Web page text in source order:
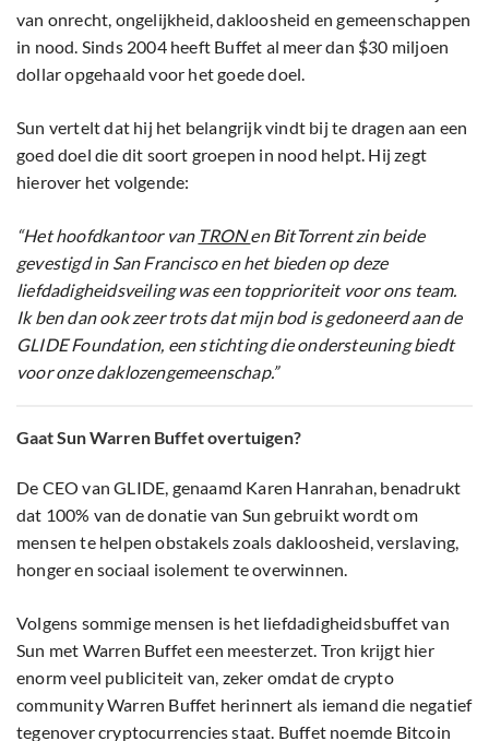
van onrecht, ongelijkheid, dakloosheid en gemeenschappen
in nood. Sinds 2004 heeft Buffet al meer dan $30 miljoen
dollar opgehaald voor het goede doel.
Sun vertelt dat hij het belangrijk vindt bij te dragen aan een
goed doel die dit soort groepen in nood helpt. Hij zegt
hierover het volgende:
“Het hoofdkantoor van TRONen BitTorrent zin beide
gevestigd in San Francisco en het bieden op deze
liefdadigheidsveiling was een topprioriteit voor ons team.
Ik ben dan ook zeer trots dat mijn bod is gedoneerd aan de
GLIDE Foundation, een stichting die ondersteuning biedt
voor onze daklozengemeenschap.”
Gaat Sun Warren Buffet overtuigen?
De CEO van GLIDE, genaamd Karen Hanrahan, benadrukt
dat 100% van de donatie van Sun gebruikt wordt om
mensen te helpen obstakels zoals dakloosheid, verslaving,
honger en sociaal isolement te overwinnen.
Volgens sommige mensen is het liefdadigheidsbuffet van
Sun met Warren Buffet een meesterzet. Tron krijgt hier
enorm veel publiciteit van, zeker omdat de crypto
community Warren Buffet herinnert als iemand die negatief
tegenover cryptocurrencies staat. Buffet noemde Bitcoin